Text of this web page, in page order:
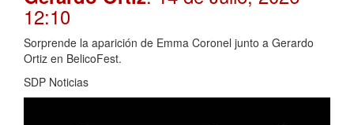
12:10
Sorprende la aparición de Emma Coronel junto a Gerardo
Ortiz en BelicoFest.
SDP Noticias